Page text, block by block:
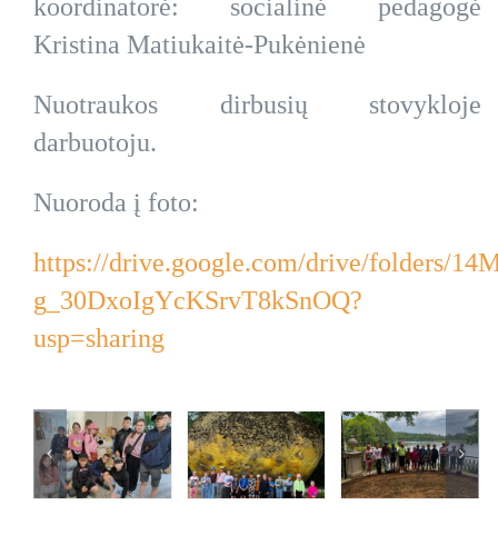
koordinatorė: socialinė pedagogė
Kristina Matiukaitė-Pukėnienė
Nuotraukos dirbusių stovykloje
darbuotoju.
Nuoroda į foto:
https://drive.google.com/drive/folders/
g_30DxoIgYcKSrvT8kSnOQ?
usp=sharing